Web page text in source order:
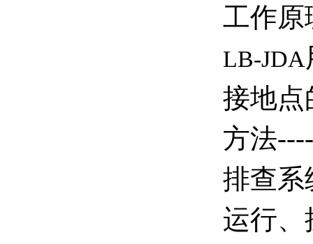
工作原
LB-JDA
接地点
方法
排查系
运行、